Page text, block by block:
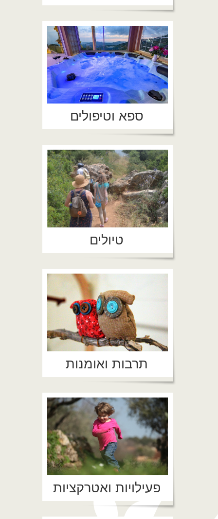
ספא וטיפולים
טיולים
תרבות ואומנות
פעילויות ואטרקציות